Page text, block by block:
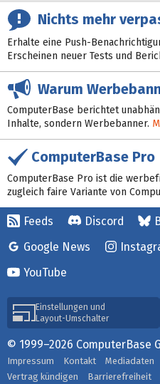
Nichts mehr
Erhalte eine Push-
Erscheinen neuer Tests und
Warum
ComputerBase berichtet
Inhalte, sondern Werbebanner.
ComputerBase Pro
ComputerBase Pro ist die
zugleich faire Variante von
Feeds Discord
Google News
YouTube
Einstellungen und
Layout-Umschalter
© 1999–2026 ComputerBase
Impressum Kontakt Mediadaten
Vertrag kündigen
Barrierefreiheit